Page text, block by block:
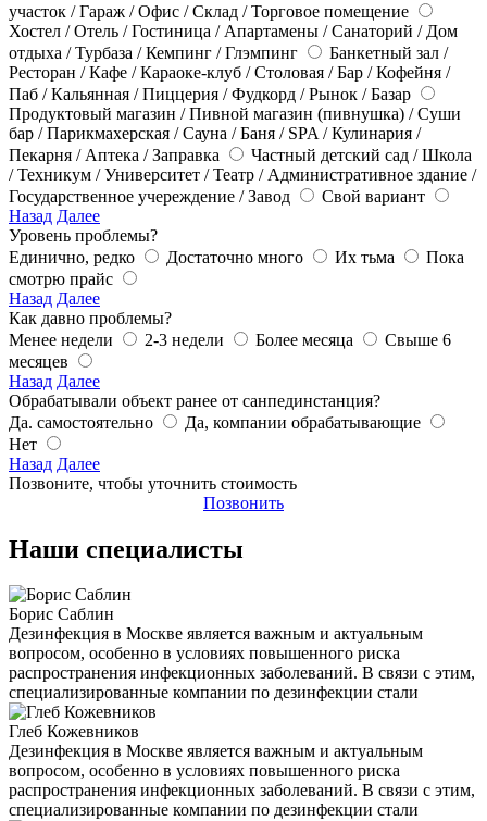
участок / Гараж / Офис / Склад / Торговое помещение
Хостел / Отель / Гостиница / Апартамены / Санаторий / Дом
отдыха / Турбаза / Кемпинг / Глэмпинг
Банкетный зал /
Ресторан / Кафе / Караоке-клуб / Столовая / Бар / Кофейня /
Паб / Кальянная / Пиццерия / Фудкорд / Рынок / Базар
Продуктовый магазин / Пивной магазин (пивнушка) / Суши
бар / Парикмахерская / Сауна / Баня / SPA / Кулинария /
Пекарня / Аптека / Заправка
Частный детский сад / Школа
/ Техникум / Университет / Театр / Административное здание /
Государственное учереждение / Завод
Свой вариант
Назад Далее
Уровень проблемы?
Единично, редко
Достаточно много Их тьма
Пока
смотрю прайс
Назад Далее
Как давно проблемы?
Менее недели
2-3 недели Более месяца
Свыше 6
месяцев
Назад Далее
Обрабатывали объект ранее от санпединстанция?
Да. самостоятельно
Да, компании обрабатывающие
Нет
Назад Далее
Позвоните, чтобы уточнить стоимость
Позвонить
Наши специалисты
Борис Саблин
Дезинфекция в Москве является важным и актуальным
вопросом, особенно в условиях повышенного риска
распространения инфекционных заболеваний. В связи с этим,
специализированные компании по дезинфекции стали
Глеб Кожевников
Дезинфекция в Москве является важным и актуальным
вопросом, особенно в условиях повышенного риска
распространения инфекционных заболеваний. В связи с этим,
специализированные компании по дезинфекции стали